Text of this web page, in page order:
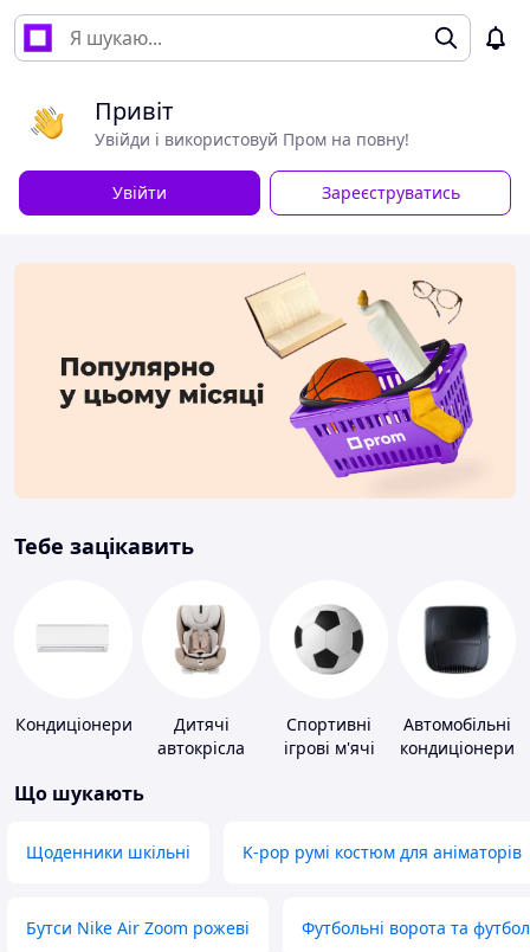
Привіт
Увійди і використовуй Пром на повну!
Увійти Зареєструватись
Тебе зацікавить
Кондиціонери
Дитячі
автокрісла
Спортивні
ігрові м'ячі
Автомобільні
кондиціонери
Що шукають
Щоденники шкільні K-pop румі костюм для аніматорів
Бутси Nike Air Zoom рожеві Футбольні ворота та